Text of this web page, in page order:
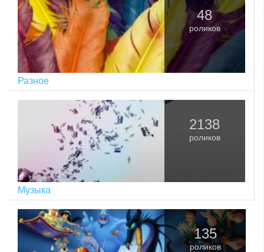
48
роликов
Разное
2138
роликов
Музыка
135
роликов